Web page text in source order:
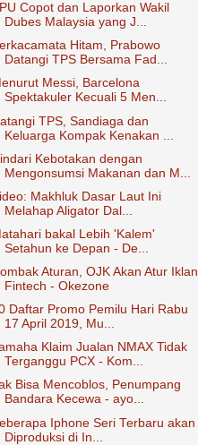
Copot dan Laporkan Wakil
Dubes Malaysia yang J...
Hitam, Prabowo
Datangi TPS Bersama Fad...
Messi, Barcelona
Spektakuler Kecuali 5 Men...
TPS, Sandiaga dan
Keluarga Kompak Kenakan ...
Kebotakan dengan
Mengonsumsi Makanan dan M...
Makhluk Dasar Laut Ini
Melahap Aligator Dal...
bakal Lebih 'Kalem'
Setahun ke Depan - De...
Aturan, OJK Akan Atur Iklan
Fintech - Okezone
Daftar Promo Pemilu Hari Rabu
17 April 2019, Mu...
Klaim Jualan NMAX Tidak
Terganggu PCX - Kom...
Bisa Mencoblos, Penumpang
Bandara Kecewa - ayo...
Iphone Seri Terbaru akan
Diproduksi di In...